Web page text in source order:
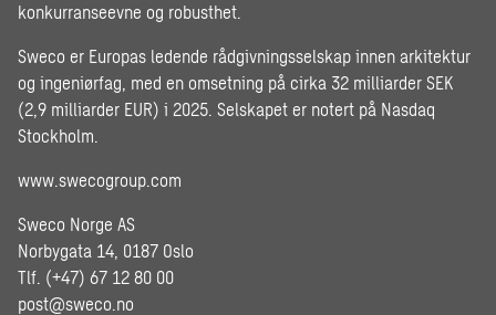
konkurranseevne og robusthet.
Sweco er Europas ledende rådgivningsselskap innen arkitektur
og ingeniørfag, med en omsetning på cirka 32 milliarder SEK
(2,9 milliarder EUR) i 2025. Selskapet er notert på Nasdaq
Stockholm.
www.swecogroup.com
Sweco Norge AS
Norbygata 14, 0187 Oslo
Tlf. (+47) 67 12 80 00
post@sweco.no